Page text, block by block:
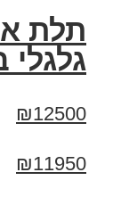
תלת
גלגלי
₪12500
₪11950